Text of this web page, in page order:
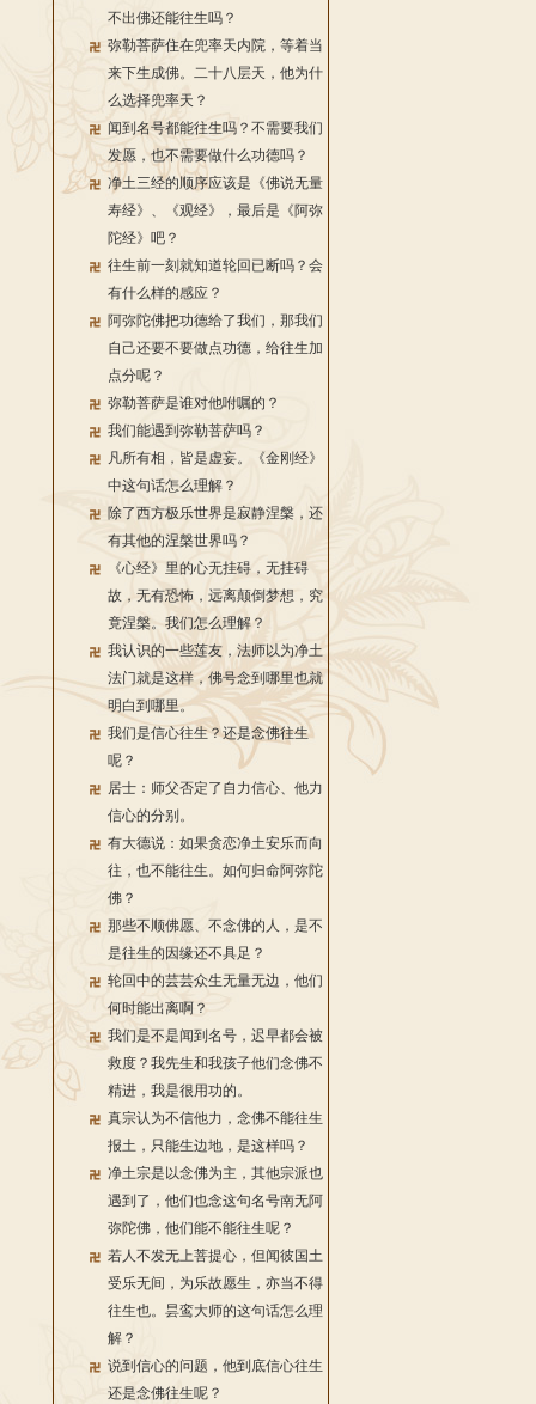
不出佛还能往生吗？
弥勒菩萨住在兜率天内院，等着当
来下生成佛。二十八层天，他为什
么选择兜率天？
闻到名号都能往生吗？不需要我们
发愿，也不需要做什么功德吗？
净土三经的顺序应该是《佛说无量
寿经》、《观经》，最后是《阿弥
陀经》吧？
往生前一刻就知道轮回已断吗？会
有什么样的感应？
阿弥陀佛把功德给了我们，那我们
自己还要不要做点功德，给往生加
点分呢？
弥勒菩萨是谁对他咐嘱的？
我们能遇到弥勒菩萨吗？
凡所有相，皆是虚妄。《金刚经》
中这句话怎么理解？
除了西方极乐世界是寂静涅槃，还
有其他的涅槃世界吗？
《心经》里的心无挂碍，无挂碍
故，无有恐怖，远离颠倒梦想，究
竟涅槃。我们怎么理解？
我认识的一些莲友，法师以为净土
法门就是这样，佛号念到哪里也就
明白到哪里。
我们是信心往生？还是念佛往生
呢？
居士：师父否定了自力信心、他力
信心的分别。
有大德说：如果贪恋净土安乐而向
往，也不能往生。如何归命阿弥陀
佛？
那些不顺佛愿、不念佛的人，是不
是往生的因缘还不具足？
轮回中的芸芸众生无量无边，他们
何时能出离啊？
我们是不是闻到名号，迟早都会被
救度？我先生和我孩子他们念佛不
精进，我是很用功的。
真宗认为不信他力，念佛不能往生
报土，只能生边地，是这样吗？
净土宗是以念佛为主，其他宗派也
遇到了，他们也念这句名号南无阿
弥陀佛，他们能不能往生呢？
若人不发无上菩提心，但闻彼国土
受乐无间，为乐故愿生，亦当不得
往生也。昙鸾大师的这句话怎么理
解？
说到信心的问题，他到底信心往生
还是念佛往生呢？